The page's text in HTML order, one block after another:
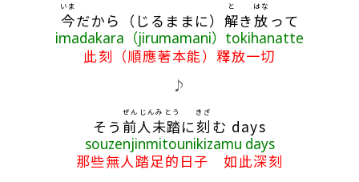
今
いま
だから（じるままに） 解
と
き放
はな
って
imadakara（jirumamani）tokihanatte
此刻（順應著本能）釋放一切
♪
そう 前人未踏
ぜんじんみとう
に刻
きざ
む days
souzenjinmitounikizamu days
那些無人踏足的日子 如此深刻